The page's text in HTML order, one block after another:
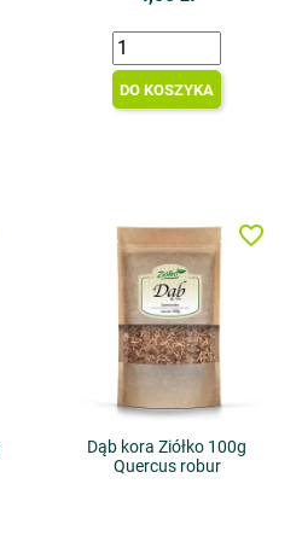
DO KOSZYKA
Dąb kora Ziółko 100g
Quercus robur
favorite_border